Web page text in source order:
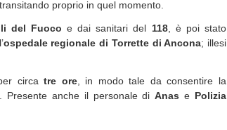
proprio in quel momento.
del Fuoco e dai sanitari del 118, è poi stato
ospedale regionale di Torrette di Ancona; illesi
circatre ore, in modo tale da consentire la
Presente anche il personale diAnas e Polizia